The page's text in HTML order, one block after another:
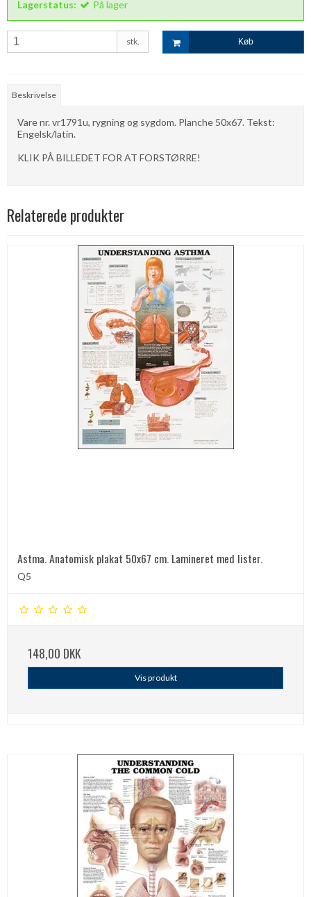
Lagerstatus: På lager
stk. Køb
Beskrivelse
Vare nr. vr1791u, rygning og sygdom. Planche 50x67. Tekst:
Engelsk/latin.
KLIK PÅ BILLEDET FOR AT FORSTØRRE!
Relaterede produkter
Astma. Anatomisk plakat 50x67 cm. Lamineret med lister.
Q5
148,00 DKK
Vis produkt